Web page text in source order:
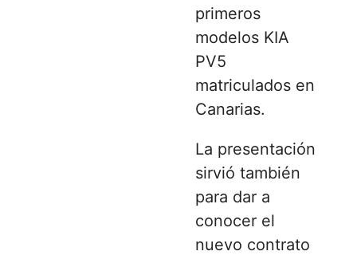
primeros
modelos KIA
PV5
matriculados en
Canarias.
La presentación
sirvió también
para dar a
conocer el
nuevo contrato